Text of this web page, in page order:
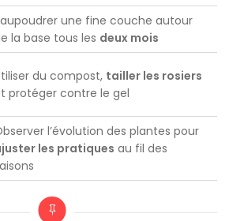
une fine couche autour
la base tous les deux mois
du compost, tailler les rosiers
protéger contre le gel
l’évolution des plantes pour
les pratiques au fil des